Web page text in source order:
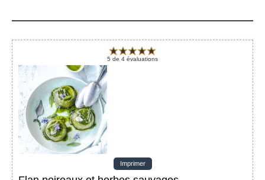
5 de 4 évaluations
Imprimer